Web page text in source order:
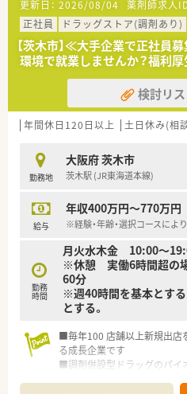
です。
■面対応の薬局として特定の
から1日平均16枚程度の処方
です。
■常時1名の薬剤師体制での運
患者様とじっくり向き合え
【募集背景と求める人物像につ
欲的に店舗運営に取り組ん
します。
■一人薬剤師としてご自身の
す。
■患者様との対話を大切にし
ます。
【想定されるキャリアイメージ】
■まずは一店舗の管理薬剤師
スキルや経営的な視点をしっ
■将来的には複数店舗を統括
身の適性に合わせてさらに上
です。
■試験や面談をクリアすれば
更新日： 2026/08/04 薬剤師求人ID
正社員
ドラッグストア(調剤あり)
【茨木市】≪大手企業で正社員
環境で就業しませんか？福利
検討リ
年間休日120日以上 土日休み(相
勤務地
大阪府 茨木市
茨木駅 (JR東海道本線)
給与
年収400万円～770万円
※経験・年齢・選択コースによ
勤務
時間
月火水木金 10:00～
※休憩 実働6時間超の
60分
※週40時間を基本とす
とする。
■毎年100 店舗以上新規出店
る成長企業です
■調剤併設型ドラッグのパイ